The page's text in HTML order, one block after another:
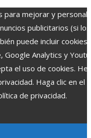
para mejorar y
publicitarios (si los
puede incluir cookies
Analytics y
el uso de cookies.
Haga clic en el
de privacidad.